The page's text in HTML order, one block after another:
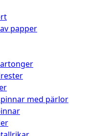
papper
med pärlor